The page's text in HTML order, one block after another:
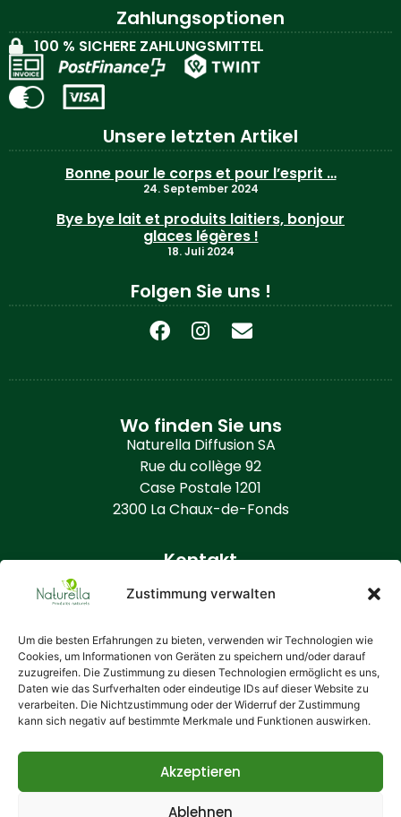
Zustimmung verwalten
Um die besten Erfahrungen zu bieten, verwenden wir Technologien wie
Cookies, um Informationen von Geräten zu speichern und/oder darauf
zuzugreifen. Die Zustimmung zu diesen Technologien ermöglicht es uns,
Daten wie das Surfverhalten oder eindeutige IDs auf dieser Website zu
verarbeiten. Die Nichtzustimmung oder der Widerruf der Zustimmung
kann sich negativ auf bestimmte Merkmale und Funktionen auswirken.
Akzeptieren
Ablehnen
Zahlungsoptionen
100 % SICHERE ZAHLUNGSMITTEL
Unsere letzten Artikel
Bonne pour le corps et pour l’esprit …
24. September 2024
Bye bye lait et produits laitiers, bonjour
glaces légères !
18. Juli 2024
Folgen Sie uns !
Wo finden Sie uns
Naturella Diffusion SA
Rue du collège 92
Case Postale 1201
2300 La Chaux-de-Fonds
Kontakt
info@naturella.ch
https://www.naturella.ch
Zusätzliche Informationen
Wer ist Naturella?
Allgemeine Bedingungen
Ihre Daten
Cookie-Richtlinie